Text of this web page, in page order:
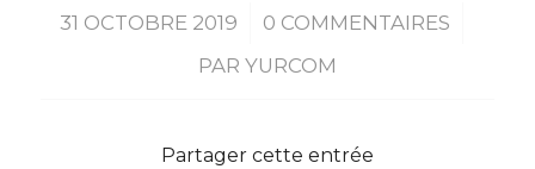
31 OCTOBRE 2019
/ 0 COMMENTAIRES
/
PAR YURCOM
Partager cette entrée